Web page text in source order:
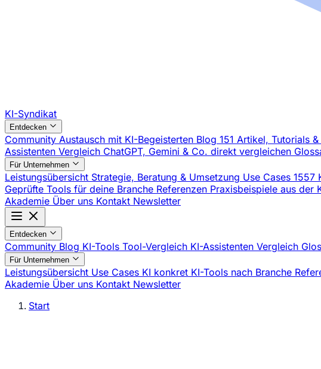
KI-Syndikat
Entdecken
Community Austausch mit KI-Begeisterten Blog 151 Artikel, Tutorials
Assistenten Vergleich ChatGPT, Gemini & Co. direkt vergleichen
Für Unternehmen
Leistungsübersicht Strategie, Beratung & Umsetzung Use Cases 1557
Geprüfte Tools für deine Branche Referenzen Praxisbeispiele aus der
Akademie Über uns Kontakt Newsletter
Entdecken
Community Blog KI-Tools Tool-Vergleich KI-Assistenten Vergleich
Für Unternehmen
Leistungsübersicht Use Cases KI konkret KI-Tools nach Branche
Akademie Über uns Kontakt Newsletter
Start